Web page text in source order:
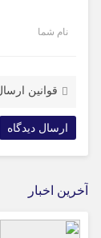
نام شما
قوانین
آخرین اخبار